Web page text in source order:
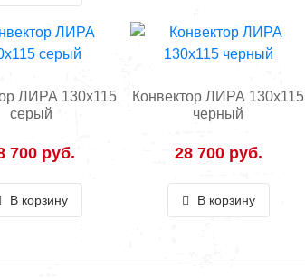
ЛИРА 130х115
серый
700 руб.
В корзину
Конвектор ЛИРА 130х115
черный
28 700 руб.
В корзину